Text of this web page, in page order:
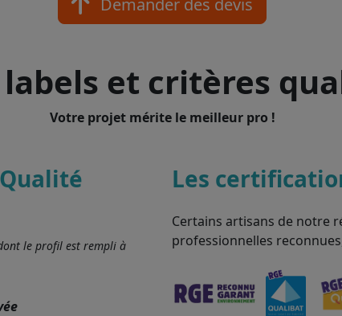
labels et critères
Votre projet mérite le meilleur pro !
le profil est rempli à
Les
Certains artisans de notre
professionnelles